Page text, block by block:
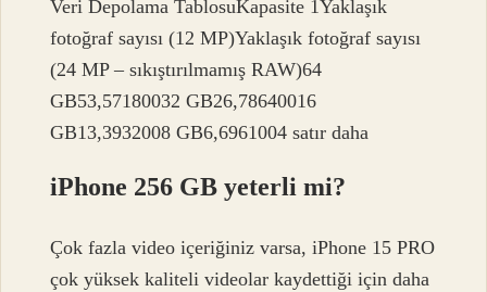
Veri Depolama TablosuKapasite 1Yaklaşık
fotoğraf sayısı (12 MP)Yaklaşık fotoğraf sayısı
(24 MP – sıkıştırılmamış RAW)64
GB53,57180032 GB26,78640016
GB13,3932008 GB6,6961004 satır daha
iPhone 256 GB yeterli mi?
Çok fazla video içeriğiniz varsa, iPhone 15 PRO
çok yüksek kaliteli videolar kaydettiği için daha